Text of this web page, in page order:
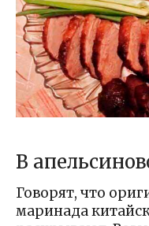
В
Говорят, что
маринада